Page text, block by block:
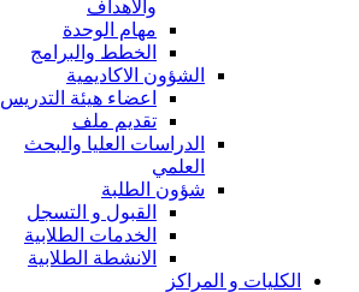
والأهداف
مهام الوحدة
الخطط والبرامج
الشؤون الاكاديمية
اعضاء هيئة التدريس
تقديم ملف
الدراسات العليا والبحث
العلمي
شؤون الطلبة
القبول و التسجل
الخدمات الطلابية
الانشطة الطلابية
الكليات و المراكز